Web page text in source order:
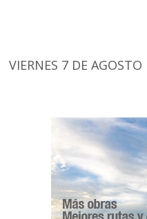
VIERNES 7 DE